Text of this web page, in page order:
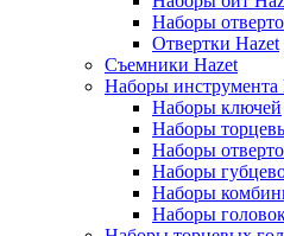
Наборы
Отвертки Hazet
Съемники Hazet
Наборы инструмента
Наборы ключей
Наборы
Наборы
Наборы
Наборы
Наборы